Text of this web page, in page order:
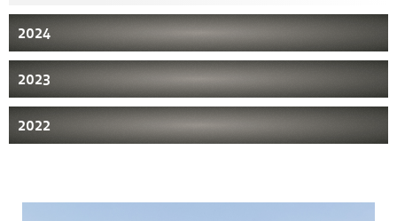
2024
2023
2022